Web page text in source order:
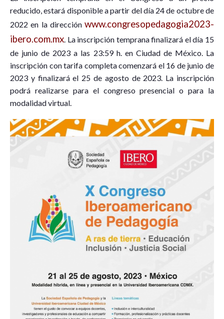
reducido, estará disponible a partir del día 24 de octubre de
2022 en la dirección www.congresopedagogia2023-
ibero.com.mx. La inscripción temprana finalizará el día 15
de junio de 2023 a las 23:59 h. en Ciudad de México. La
inscripción con tarifa completa comenzará el 16 de junio de
2023 y finalizará el 25 de agosto de 2023. La inscripción
podrá realizarse para el congreso presencial o para la
modalidad virtual.